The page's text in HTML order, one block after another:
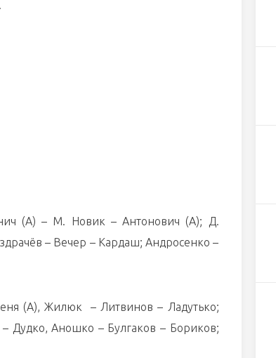
(А) – М. Новик – Антонович (А); Д.
– Вечер – Кардаш; Андросенко –
(А), Жилюк – Литвинов – Ладутько;
Аношко – Булгаков – Бориков;